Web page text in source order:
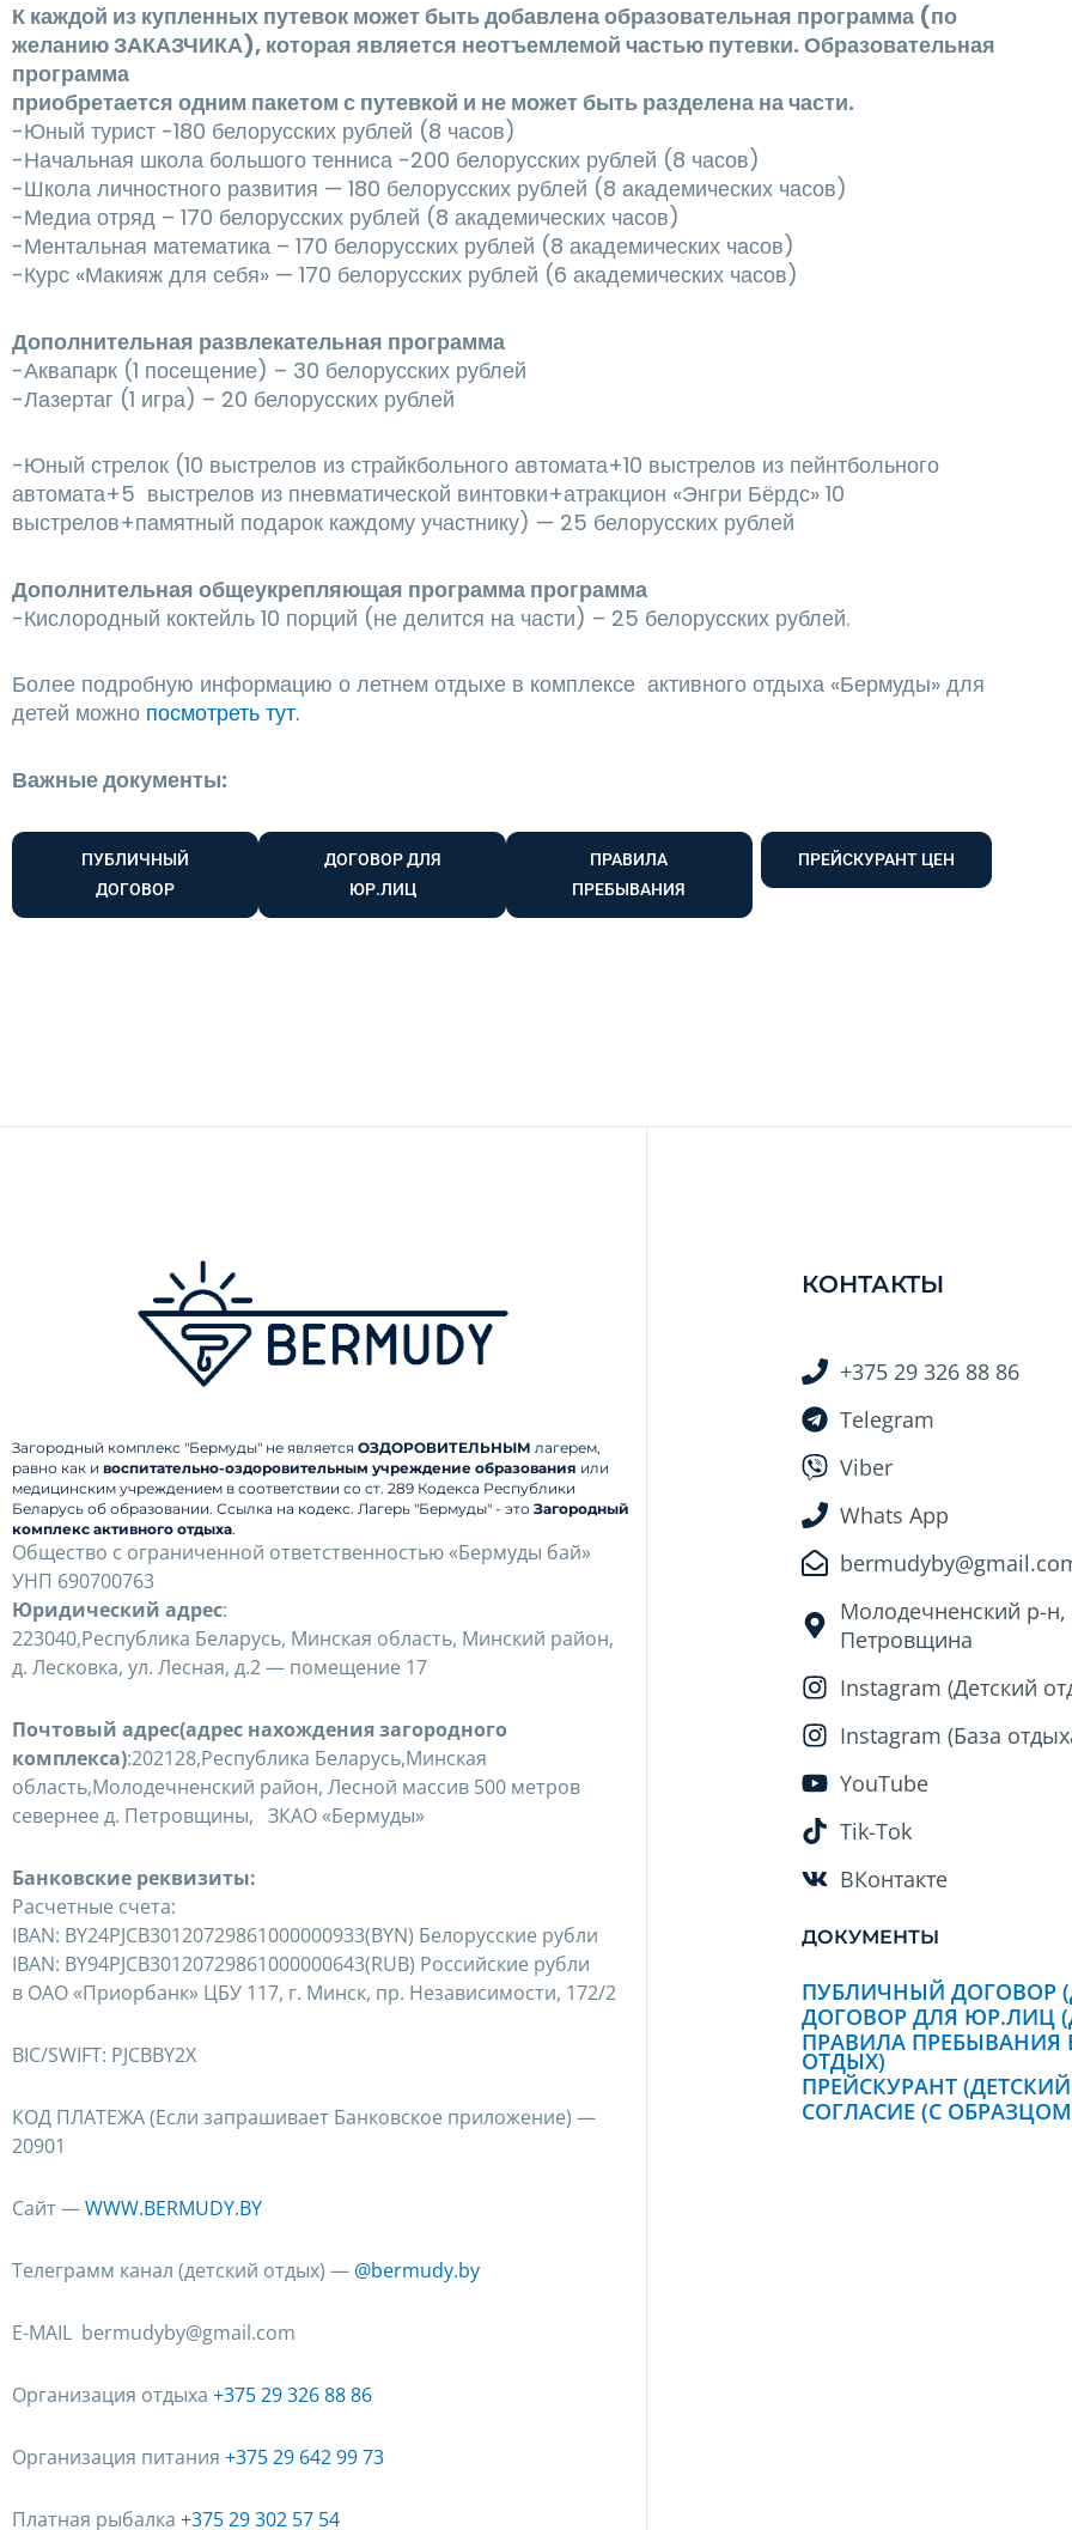
К каждой из купленных путевок может быть добавлена образовательная программа (по
желанию ЗАКАЗЧИКА), которая является неотъемлемой частью путевки. Образовательная
программа
приобретается одним пакетом с путевкой и не может быть разделена на части.
-Юный турист -180 белорусских рублей (8 часов)
-Начальная школа большого тенниса -200 белорусских рублей (8 часов)
-Школа личностного развития — 180 белорусских рублей (8 академических часов)
-Медиа отряд – 170 белорусских рублей (8 академических часов)
-Ментальная математика – 170 белорусских рублей (8 академических часов)
-Курс «Макияж для себя» — 170 белорусских рублей (6 академических часов)
Дополнительная развлекательная программа
-Аквапарк (1 посещение) – 30 белорусских рублей
-Лазертаг (1 игра) – 20 белорусских рублей
-Юный стрелок (10 выстрелов из страйкбольного автомата+10 выстрелов из пейнтбольного
автомата+5 выстрелов из пневматической винтовки+атракцион «Энгри Бёрдс» 10
выстрелов+памятный подарок каждому участнику) — 25 белорусских рублей
Дополнительная общеукрепляющая программа программа
-Кислородный коктейль 10 порций (не делится на части) – 25 белорусских рублей.
Более подробную информацию о летнем отдыхе в комплексе активного отдыха «Бермуды» для
детей можно посмотреть тут.
Важные документы:
ПУБЛИЧНЫЙ
ДОГОВОР
ДОГОВОР ДЛЯ
ЮР.ЛИЦ
ПРАВИЛА
ПРЕБЫВАНИЯ
ПРЕЙСКУРАНТ ЦЕН
Загородный комплекс "Бермуды" не является ОЗДОРОВИТЕЛЬНЫМ лагерем,
равно как и воспитательно-оздоровительным учреждение образования или
медицинским учреждением в соответствии со ст. 289 Кодекса Республики
Беларусь об образовании. Ссылка на кодекс. Лагерь "Бермуды" - это Загородный
комплекс активного отдыха.
Общество с ограниченной ответственностью «Бермуды бай»
УНП 690700763
Юридический адрес:
223040,Республика Беларусь, Минская область, Минский район,
д. Лесковка, ул. Лесная, д.2 — помещение 17
Почтовый адрес(адрес нахождения загородного
комплекса):202128,Республика Беларусь,Минская
область,Молодечненский район, Лесной массив 500 метров
севернее д. Петровщины, ЗКАО «Бермуды»
Банковские реквизиты:
Расчетные счета:
IBAN: BY24PJCB30120729861000000933(BYN) Белорусские рубли
IBAN: BY94PJCB30120729861000000643(RUB) Российские рубли
в ОАО «Приорбанк» ЦБУ 117, г. Минск, пр. Независимости, 172/2
BIC/SWIFT: PJCBBY2X
КОД ПЛАТЕЖА (Если запрашивает Банковское приложение) —
20901
Сайт —WWW.BERMUDY.BY
Телеграмм канал (детский отдых) — @bermudy.by
E-MAIL bermudyby@gmail.com
Организация отдыха +375 29 326 88 86
Организация питания +375 29 642 99 73
Платная рыбалка +375 29 302 57 54
КОНТАКТЫ
+375 29 326 88 86
Telegram
Viber
Whats App
Молодечненский р-н,
Петровщина
Instagram (Детский
Instagram (База
YouTube
Tik-Tok
ВКонтакте
ДОКУМЕНТЫ
ПУБЛИЧНЫЙ ДОГОВОР
ДОГОВОР ДЛЯ ЮР.ЛИЦ
ПРАВИЛА ПРЕБЫВАНИЯ
ОТДЫХ)
ПРЕЙСКУРАНТ
СОГЛАСИЕ (С